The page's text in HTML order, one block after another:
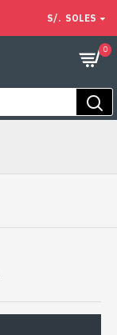
S/. SOLES
0